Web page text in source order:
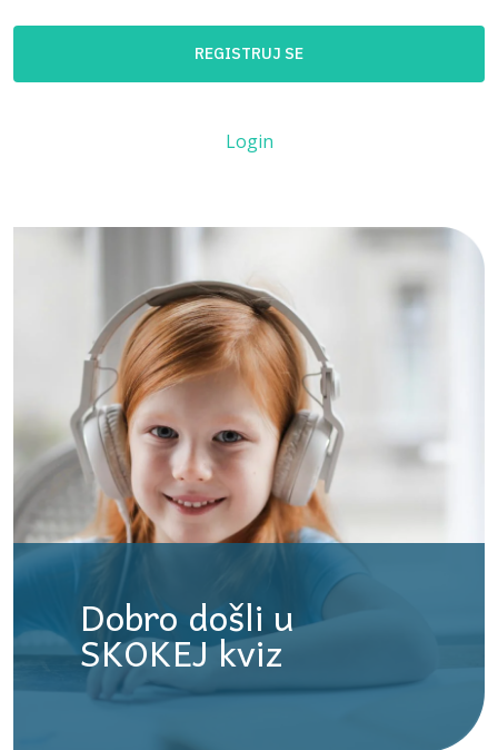
Dobro došli u
SKOKEJ kviz
REGISTRUJ SE
Login